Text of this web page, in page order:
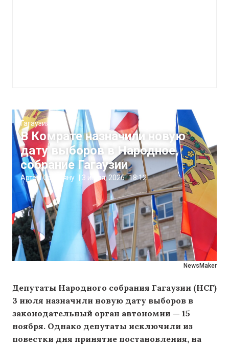
NewsMaker
Гагаузия
В Комрате назначили новую
дату выборов в Народное
собрание Гагаузии
Артём Сэрэтяну 3 июля, 2026 18:12
Депутаты Народного собрания Гагаузии (НСГ)
3 июля назначили новую дату выборов в
законодательный орган автономии — 15
ноября. Однако депутаты исключили из
повестки дня принятие постановления, на